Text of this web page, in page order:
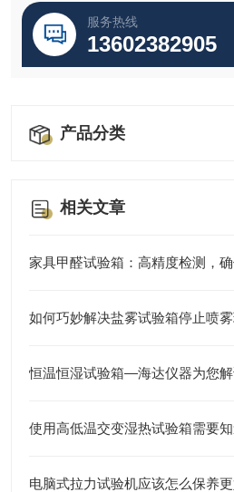
服务热线
13602382905
产品分类
相关文章
家具甲醛试验箱：高精度检测，
如何巧妙解决盐雾试验箱停止喷
恒温恒湿试验箱—海达仪器为您
使用高低温交变湿热试验箱需要
电脑式拉力试验机应该怎么保养